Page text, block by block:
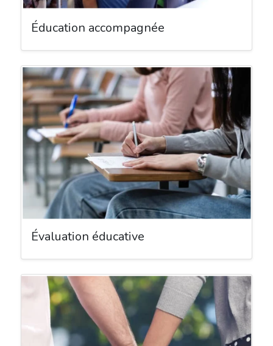
Éducation accompagnée
Évaluation éducative